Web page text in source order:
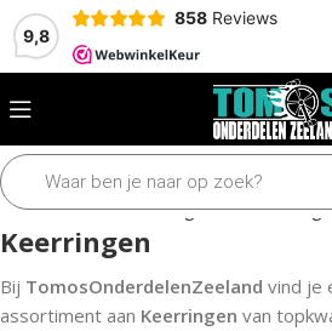
9,8
858 Reviews
Home Motordelen Lagers en
Keerringen
Bij TomosOnderdelenZeeland vind je
assortiment aan Keerringen van